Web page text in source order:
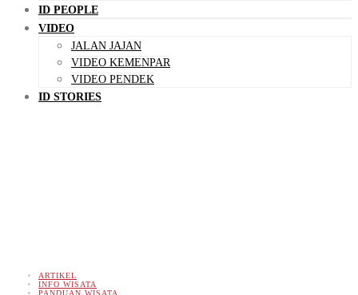
ID PEOPLE
VIDEO
JALAN JAJAN
VIDEO KEMENPAR
VIDEO PENDEK
ID STORIES
ARTIKEL
INFO WISATA
PANDUAN WISATA